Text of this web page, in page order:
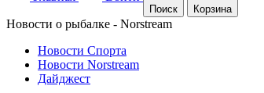
Поиск Корзина
Новости о рыбалке - Norstream
Новости Спорта
Новости Norstream
Дайджест